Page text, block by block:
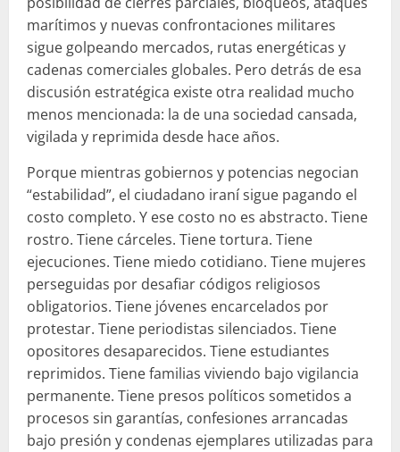
marítimos y nuevas confrontaciones militares
sigue golpeando mercados, rutas energéticas y
cadenas comerciales globales. Pero detrás de esa
discusión estratégica existe otra realidad mucho
menos mencionada: la de una sociedad cansada,
vigilada y reprimida desde hace años.
Porque mientras gobiernos y potencias negocian
“estabilidad”, el ciudadano iraní sigue pagando el
costo completo. Y ese costo no es abstracto. Tiene
rostro. Tiene cárceles. Tiene tortura. Tiene
ejecuciones. Tiene miedo cotidiano. Tiene mujeres
perseguidas por desafiar códigos religiosos
obligatorios. Tiene jóvenes encarcelados por
protestar. Tiene periodistas silenciados. Tiene
opositores desaparecidos. Tiene estudiantes
reprimidos. Tiene familias viviendo bajo vigilancia
permanente. Tiene presos políticos sometidos a
procesos sin garantías, confesiones arrancadas
bajo presión y condenas ejemplares utilizadas para